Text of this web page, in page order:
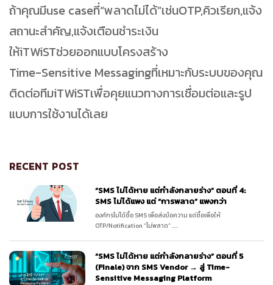
ถ้าคุณมีuse caseที่“พลาดไม่ได้”เช่นOTP,คิวเรียก,แจ้ง
สถานะสำคัญ,แจ้งเตือนชำระเงิน
ให้iTWiSTช่วยออกแบบโครงสร้าง
Time-Sensitive Messagingที่เหมาะกับระบบของคุณ
ติดต่อทีมiTWiSTเพื่อคุยแนวทางการเชื่อมต่อและรูป
แบบการใช้งานได้เลย
RECENT POST
“SMS ไม่ได้หาย แต่กำลังกลายร่าง” ตอนที่ 4:
SMS ไม่ได้แพง แต่ “การพลาด” แพงกว่า
องค์กรไม่ได้ซื้อ SMS เพื่อส่งข้อความ แต่ซื้อเพื่อให้
OTP/Notification “ไม่พลาด” .....
“SMS ไม่ได้หาย แต่กำลังกลายร่าง” ตอนที่ 5
(Finale) จาก SMS Vendor → สู่ Time-
Sensitive Messaging Platform